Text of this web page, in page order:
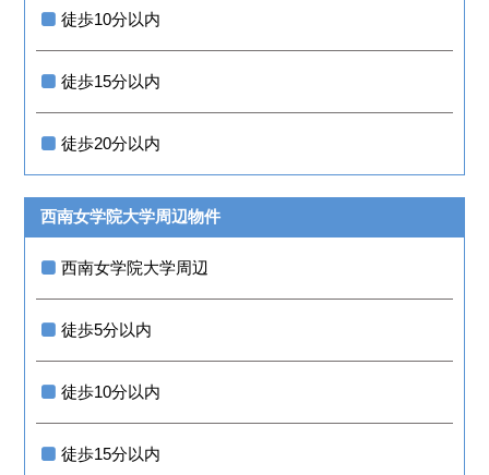
徒歩10分以内
徒歩15分以内
徒歩20分以内
西南女学院大学周辺物件
西南女学院大学周辺
徒歩5分以内
徒歩10分以内
徒歩15分以内